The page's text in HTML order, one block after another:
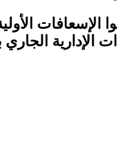
الإدارية الجاري